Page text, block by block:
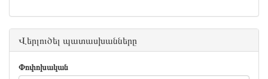
Վերլուծել պատասխանները
Փոփոխական